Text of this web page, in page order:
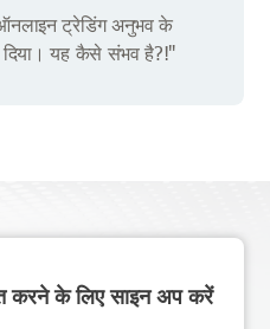
ट्रेडिंग अनुभव के
दिया। यह कैसे संभव है?!"
करने के लिए साइन अप करें